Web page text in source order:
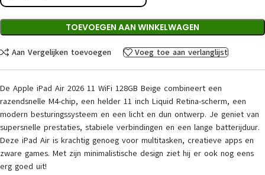
TOEVOEGEN AAN WINKELWAGEN
Aan Vergelijken toevoegen Voeg toe aan verlanglijst
De Apple iPad Air 2026 11 WiFi 128GB Beige combineert een
razendsnelle M4-chip, een helder 11 inch Liquid Retina-scherm, een
modern besturingssysteem en een licht en dun ontwerp. Je geniet van
supersnelle prestaties, stabiele verbindingen en een lange batterijduur.
Deze iPad Air is krachtig genoeg voor multitasken, creatieve apps en
zware games. Met zijn minimalistische design ziet hij er ook nog eens
erg goed uit!